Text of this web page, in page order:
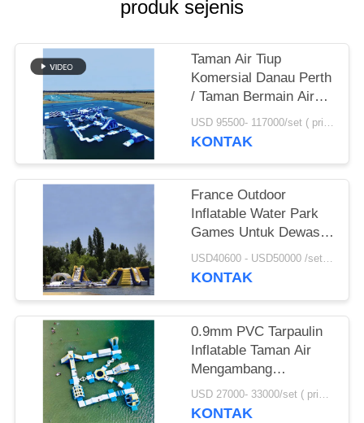
POLICY
produk sejenis
Taman Air Tiup
Komersial Danau Perth
/ Taman Bermain Air
Terapung Huge yang
Disesuaikan
USD 95500- 117000/set ( price just for reference, detailed prices need to be confirmed) MOQ:1 set atau bagian dari keseluruhan taman
KONTAK
France Outdoor
Inflatable Water Park
Games Untuk Dewasa
/ Peralatan Taman Air
Tiup
USD40600 - USD50000 /set ( price just for reference, detailed prices need to be confirmed） MOQ:1 set or parts of the whole park
KONTAK
0.9mm PVC Tarpaulin
Inflatable Taman Air
Mengambang
Permainan 100 Orang
Kapasitas
USD 27000- 33000/set ( price just for reference, detailed prices need to be confirmed) MOQ:1 set atau bagian dari keseluruhan taman
KONTAK